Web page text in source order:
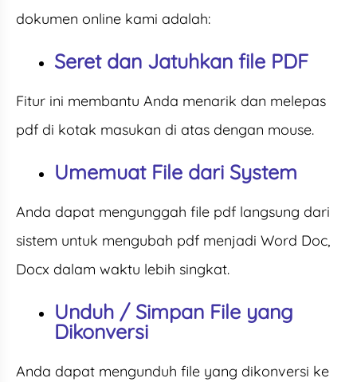
dokumen online kami adalah:
Seret dan Jatuhkan file PDF
Fitur ini membantu Anda menarik dan melepas
pdf di kotak masukan di atas dengan mouse.
Umemuat File dari System
Anda dapat mengunggah file pdf langsung dari
sistem untuk mengubah pdf menjadi Word Doc,
Docx dalam waktu lebih singkat.
Unduh / Simpan File yang
Dikonversi
Anda dapat mengunduh file yang dikonversi ke